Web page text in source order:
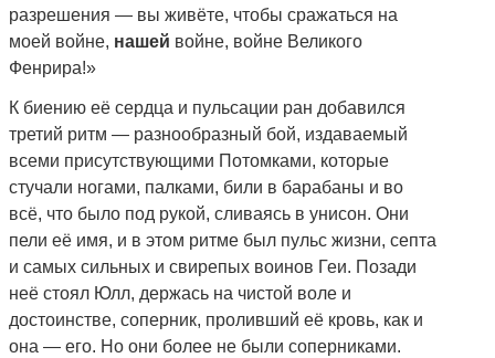
разрешения — вы живёте, чтобы сражаться на
моей войне, нашей войне, войне Великого
Фенрира!»
К биению её сердца и пульсации ран добавился
третий ритм — разнообразный бой, издаваемый
всеми присутствующими Потомками, которые
стучали ногами, палками, били в барабаны и во
всё, что было под рукой, сливаясь в унисон. Они
пели её имя, и в этом ритме был пульс жизни, септа
и самых сильных и свирепых воинов Геи. Позади
неё стоял Юлл, держась на чистой воле и
достоинстве, соперник, проливший её кровь, как и
она — его. Но они более не были соперниками.